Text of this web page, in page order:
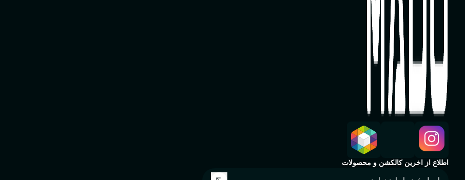
اطلاع از اخرین کالکشن و محصولات